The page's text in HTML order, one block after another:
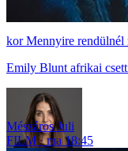
Mennyire rendülnél
Emily Blunt afrikai
Mészáros Juli
FILM
ma 18:45